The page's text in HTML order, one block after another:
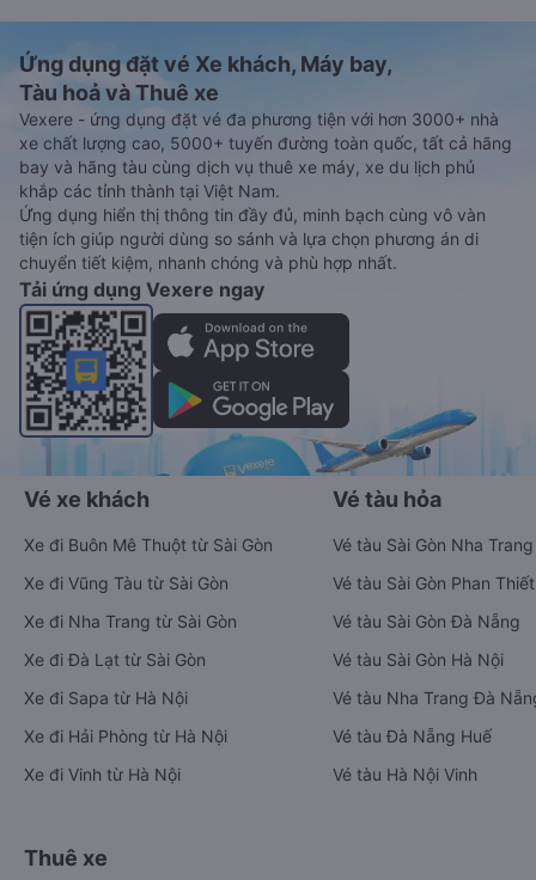
Ứng dụng đặt vé Xe khách, Máy bay,
Tàu hoả và Thuê xe
Vexere - ứng dụng đặt vé đa phương tiện với hơn 3000+ nhà
xe chất lượng cao, 5000+ tuyến đường toàn quốc, tất cả hãng
bay và hãng tàu cùng dịch vụ thuê xe máy, xe du lịch phủ
khắp các tỉnh thành tại Việt Nam.
Ứng dụng hiển thị thông tin đầy đủ, minh bạch cùng vô vàn
tiện ích giúp người dùng so sánh và lựa chọn phương án di
chuyển tiết kiệm, nhanh chóng và phù hợp nhất.
Tải ứng dụng Vexere ngay
Vé xe khách
Xe đi Buôn Mê Thuột từ Sài Gòn
Xe đi Vũng Tàu từ Sài Gòn
Xe đi Nha Trang từ Sài Gòn
Xe đi Đà Lạt từ Sài Gòn
Xe đi Sapa từ Hà Nội
Xe đi Hải Phòng từ Hà Nội
Xe đi Vinh từ Hà Nội
Vé tàu hỏa
Vé tàu Sài Gòn Nha Trang
Vé tàu Sài Gòn Phan Thiết
Vé tàu Sài Gòn Đà Nẵng
Vé tàu Sài Gòn Hà Nội
Vé tàu Nha Trang Đà
Vé tàu Đà Nẵng Huế
Vé tàu Hà Nội Vinh
Thuê xe